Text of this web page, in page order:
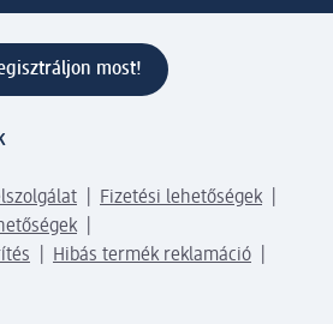
most!
Fizetési lehetőségek
Hibás termék reklamáció